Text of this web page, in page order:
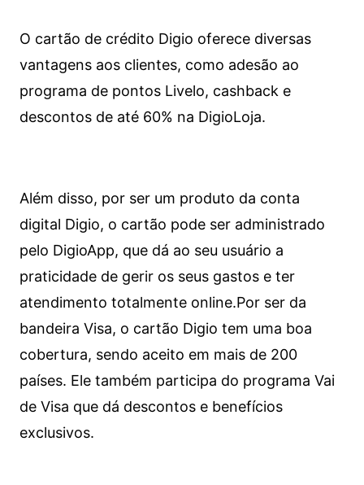
O cartão de crédito Digio oferece diversas
vantagens aos clientes, como adesão ao
programa de pontos Livelo, cashback e
descontos de até 60% na DigioLoja.
Além disso, por ser um produto da conta
digital Digio, o cartão pode ser administrado
pelo DigioApp, que dá ao seu usuário a
praticidade de gerir os seus gastos e ter
atendimento totalmente online.Por ser da
bandeira Visa, o cartão Digio tem uma boa
cobertura, sendo aceito em mais de 200
países. Ele também participa do programa Vai
de Visa que dá descontos e benefícios
exclusivos.